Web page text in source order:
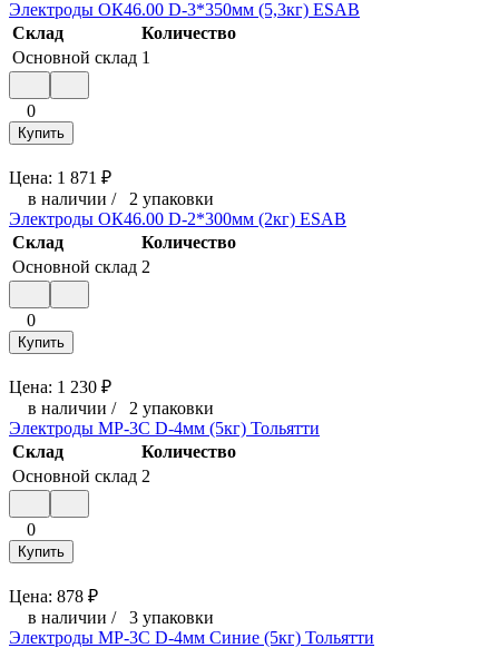
Электроды ОК46.00 D-3*350мм (5,3кг) ESAB
Склад
Количество
Основной склад 1
0
Купить
Цена: 1 871 ₽
в наличии / 2 упаковки
Электроды ОК46.00 D-2*300мм (2кг) ESAB
Склад
Количество
Основной склад 2
0
Купить
Цена: 1 230 ₽
в наличии / 2 упаковки
Электроды МР-3С D-4мм (5кг) Тольятти
Склад
Количество
Основной склад 2
0
Купить
Цена: 878 ₽
в наличии / 3 упаковки
Электроды МР-3С D-4мм Синие (5кг) Тольятти